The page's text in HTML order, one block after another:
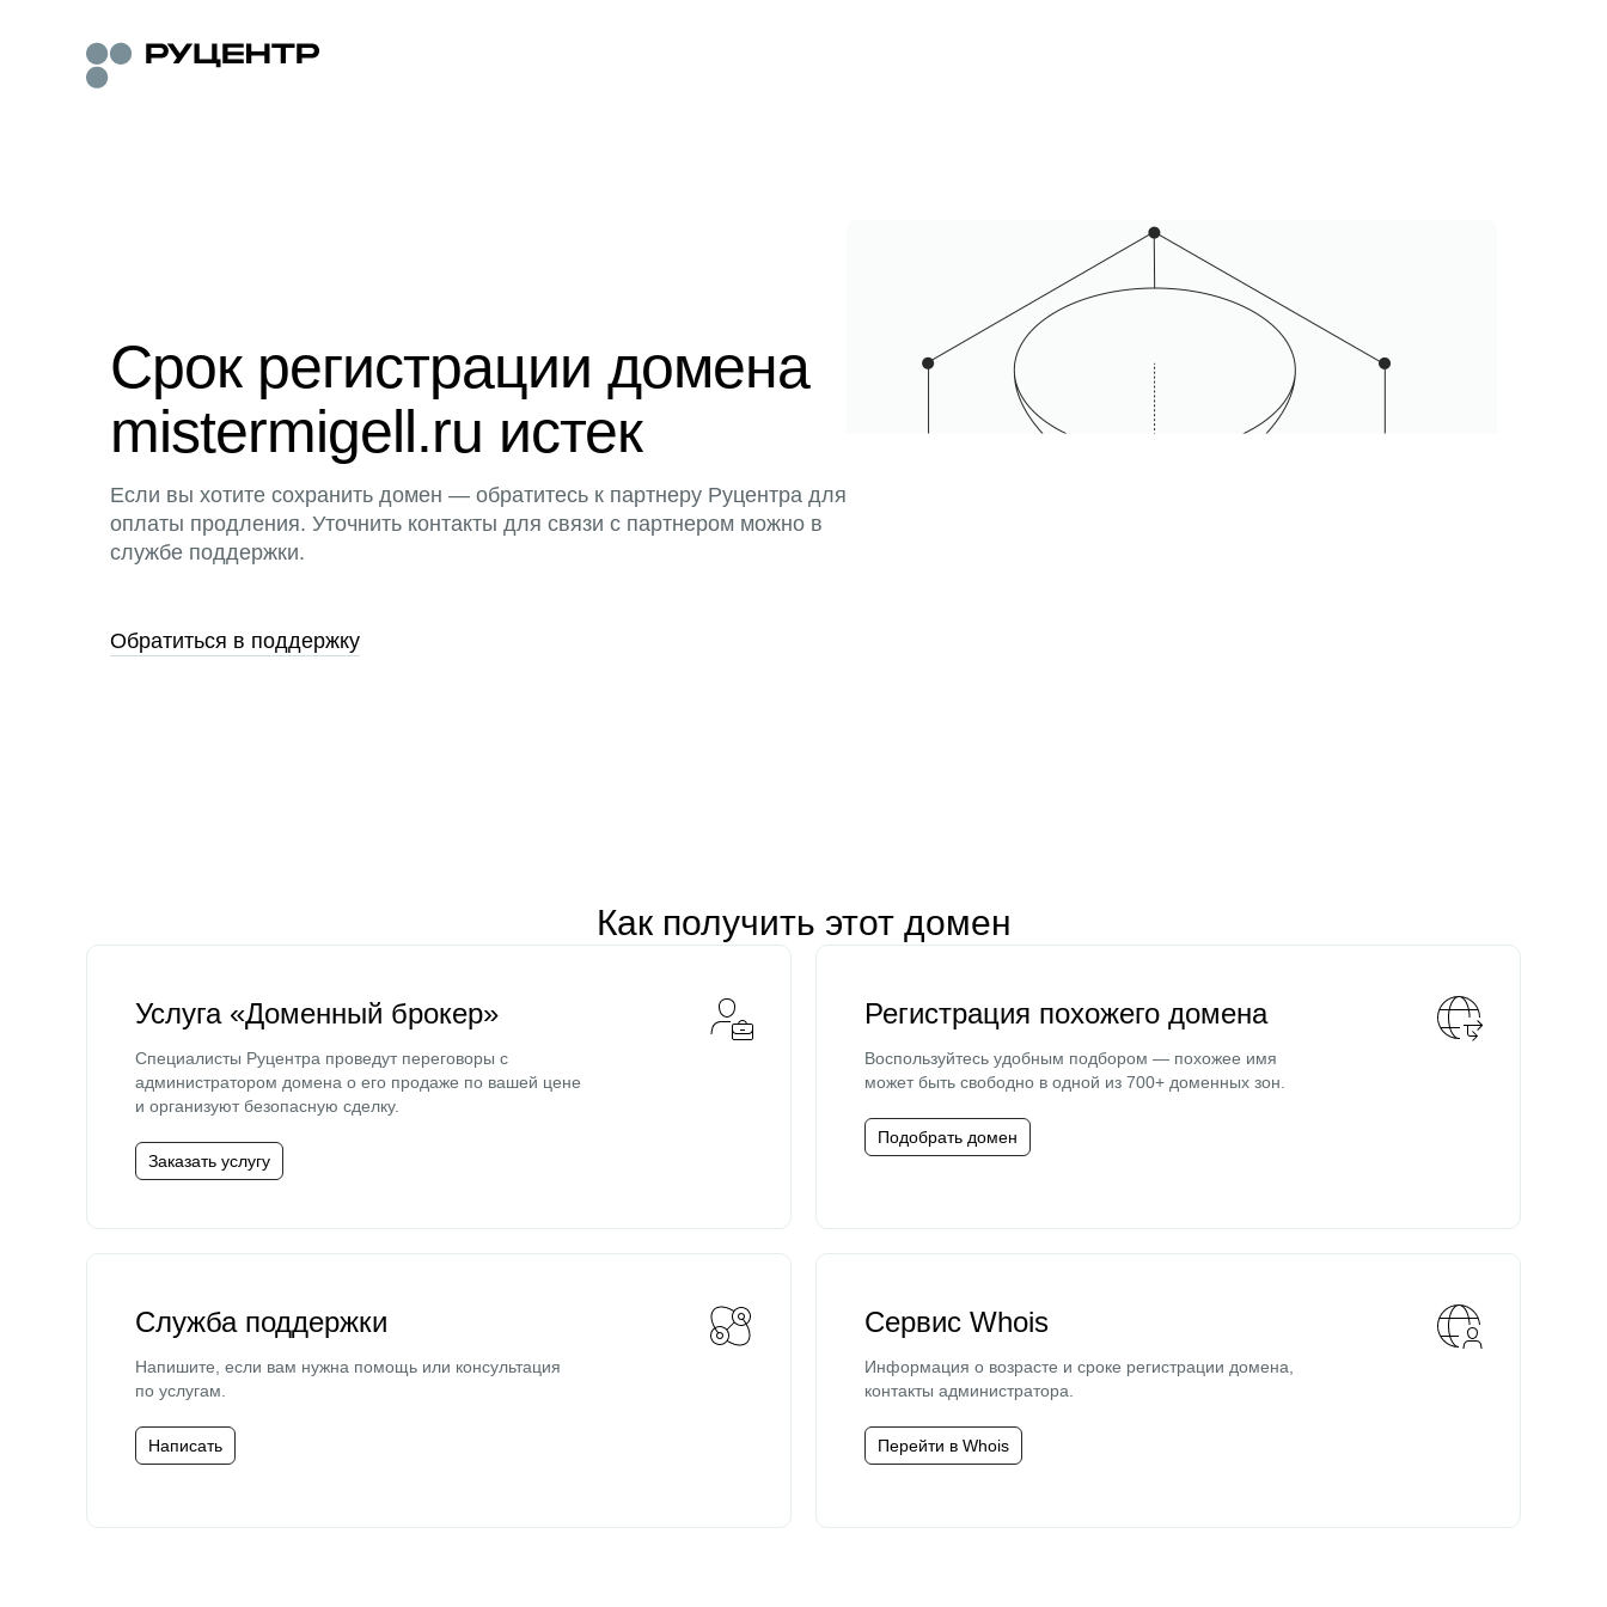
Срок регистрации домена
mistermigell.ru истек
Если вы хотите сохранить домен — обратитесь к партнеру Руцентра для
оплаты продления. Уточнить контакты для связи с партнером можно в
службе поддержки.
Обратиться в поддержку
Как получить этот домен
Услуга «Доменный брокер»
Специалисты Руцентра проведут переговоры с
администратором домена о его продаже по вашей цене
и организуют безопасную сделку.
Заказать услугу
Регистрация похожего домена
Воспользуйтесь удобным подбором — похожее имя
может быть свободно в одной из 700+ доменных зон.
Подобрать домен
Служба поддержки
Напишите, если вам нужна помощь или консультация
по услугам.
Написать
Сервис Whois
Информация о возрасте и сроке регистрации домена,
контакты администратора.
Перейти в Whois